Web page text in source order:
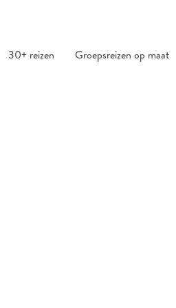
30+ reizen Groepsreizen op maat